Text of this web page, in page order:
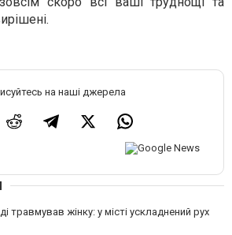
на наші джерела
травмував жінку: у місті ускладнений рух